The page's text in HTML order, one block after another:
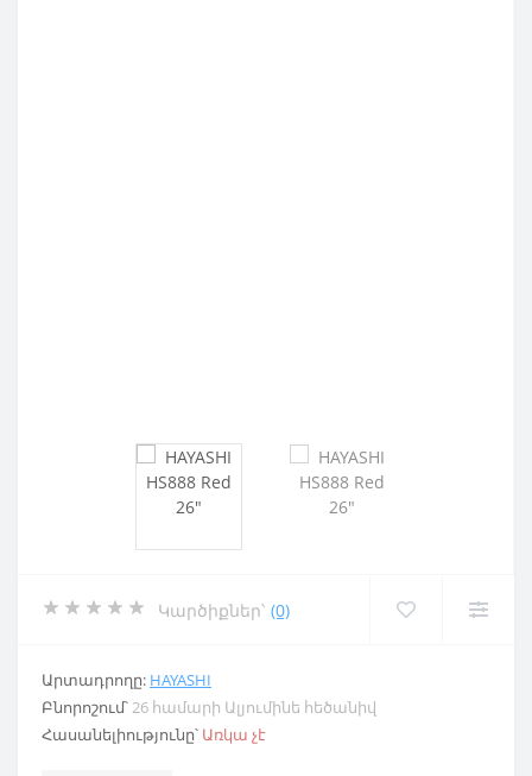
Կարծիքներ՝ (0)
Արտադրողը: HAYASHI
Բնորոշում՝26 համարի Ալյումինե հեծանիվ
Հասանելիությունը՝ Առկա չէ